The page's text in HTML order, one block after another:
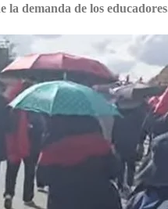
demanda de los